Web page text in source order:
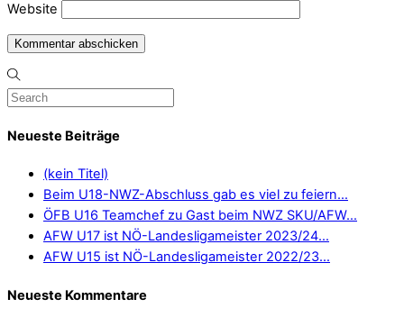
Website
Neueste Beiträge
(kein Titel)
Beim U18-NWZ-Abschluss gab es viel zu feiern…
ÖFB U16 Teamchef zu Gast beim NWZ SKU/AFW…
AFW U17 ist NÖ-Landesligameister 2023/24…
AFW U15 ist NÖ-Landesligameister 2022/23…
Neueste Kommentare